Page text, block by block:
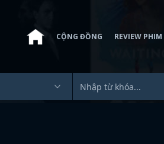
CỘNG ĐỒNG REVIEW PHIM